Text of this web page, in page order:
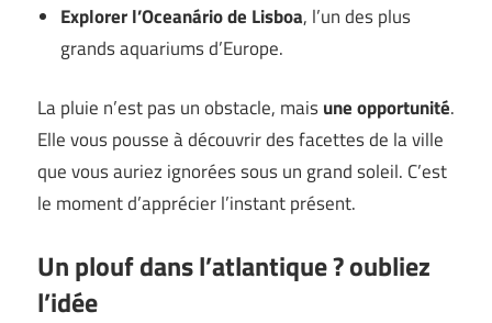
Explorer l’Oceanário de Lisboa, l’un des plus
grands aquariums d’Europe.
La pluie n’est pas un obstacle, maisune opportunité.
Elle vous pousse à découvrir des facettes de la ville
que vous auriez ignorées sous un grand soleil. C’est
le moment d’apprécier l’instant présent.
Un plouf dans l’atlantique ? oubliez
l’idée